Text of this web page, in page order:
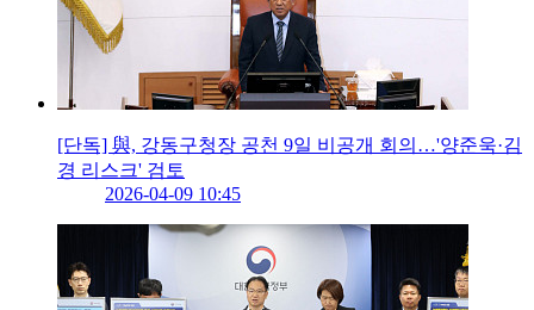
[단독] 與, 강동구청장 공천 9일 비공개 회의…'양준욱·김
경 리스크' 검토
2026-04-09 10:45